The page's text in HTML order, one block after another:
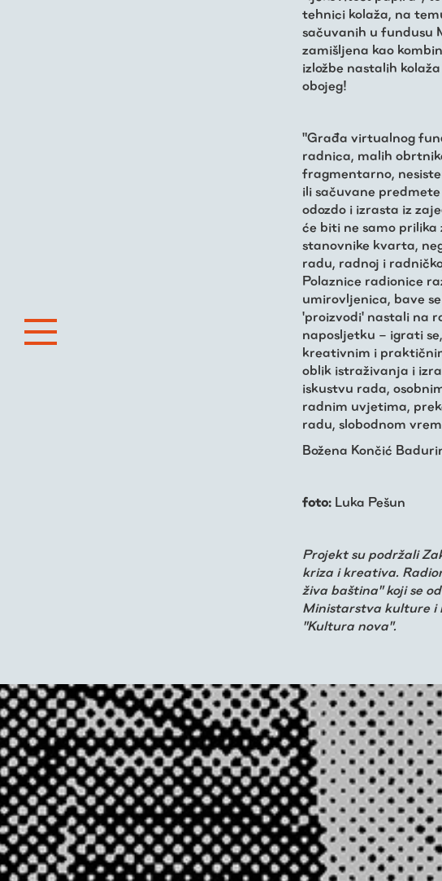
tehnici kolaža, na
sačuvanih u fundusu
zamišljena kao
izložbe nastalih
obojeg!
"Građa virtualnog
radnica, malih
fragmentarno,
ili sačuvane
odozdo i izrasta iz
će biti ne samo
stanovnike kvarta,
radu, radnoj i
Polaznice radionice
umirovljenica, bave
'proizvodi' nastali na
naposljetku – igrati
kreativnim i
oblik istraživanja i
iskustvu rada,
radnim uvjetima,
radu, slobodnom
Božena Končić
foto: Luka Pešun
Projekt su podržali
kriza i kreativa.
živa baština" koji se
Ministarstva kulture i
"Kultura nova".